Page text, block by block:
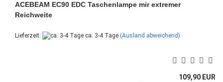
ACEBEAM EC90 EDC Taschenlampe mir extremer
Reichweite
Lieferzeit: ca. 3-4 Tage (Ausland abweichend)
109,90 EUR